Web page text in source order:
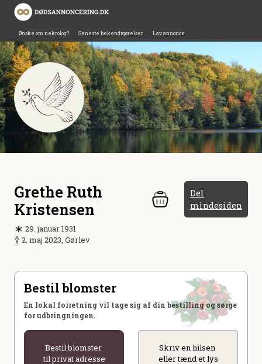
Ønske om nekrolog? Seneste bekendtgørelser Lav annonce
Grethe Ruth
Kristensen
Del
mindesiden
29. januar 1931
2. maj 2023, Gørlev
Bestil blomster
En lokal forretning vil tage sig af din bestilling og sørge
for udbringningen.
Bestil blomster
til privat adresse
Skriv en hilsen
eller tænd et lys